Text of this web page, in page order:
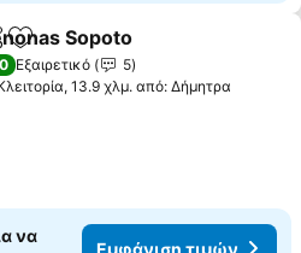
Προσθήκη στα αγαπημένα
Sopoto
Εξαιρετικό
5
13.9 χλμ. από: Δήμητρα
να
Εμφάνιση τιμών